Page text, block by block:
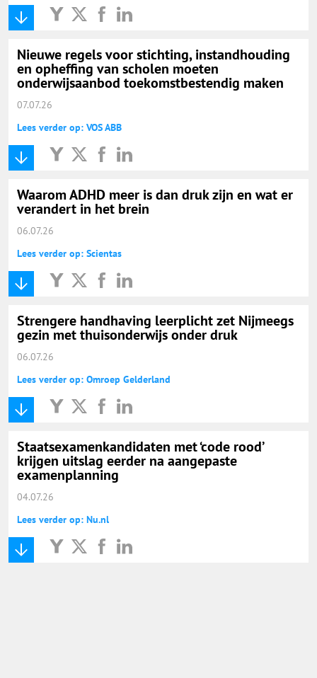
Nieuwe regels voor stichting, instandhouding
en opheffing van scholen moeten
onderwijsaanbod toekomstbestendig maken
07.07.26
Lees verder op: VOS ABB
Waarom ADHD meer is dan druk zijn en wat er
verandert in het brein
06.07.26
Lees verder op: Scientas
Strengere handhaving leerplicht zet Nijmeegs
gezin met thuisonderwijs onder druk
06.07.26
Lees verder op: Omroep Gelderland
Staatsexamenkandidaten met ‘code rood’
krijgen uitslag eerder na aangepaste
examenplanning
04.07.26
Lees verder op: Nu.nl